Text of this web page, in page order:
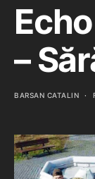
–
BARSAN CATALIN